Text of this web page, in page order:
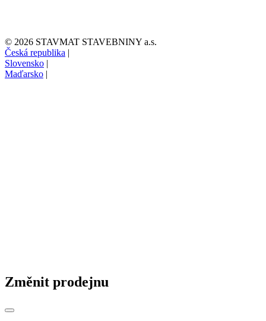
© 2026 STAVMAT STAVEBNINY a.s.
Česká republika |
Slovensko |
Maďarsko |
Změnit prodejnu